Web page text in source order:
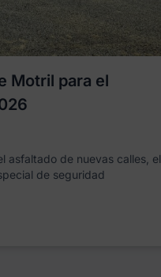
Motril para el
asfaltado de nuevas calles, el
de seguridad